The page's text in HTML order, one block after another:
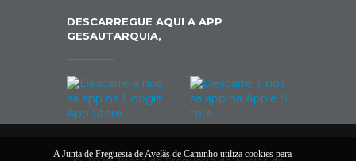
DESCARREGUE AQUI A APP
GESAUTARQUIA,
A Junta de Freguesia de Avelãs de Caminho utiliza cookies para